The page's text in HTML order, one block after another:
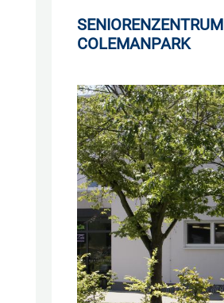
SENIORENZENTRUM
COLEMANPARK